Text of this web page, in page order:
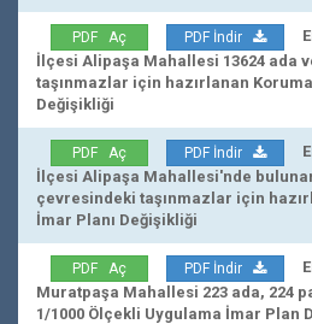
PDF Aç PDF İndir
İlçesi Alipaşa Mahallesi 13624 ada
taşınmazlar için hazırlanan
Değişikliği
PDF Aç PDF İndir
İlçesi Alipaşa Mahallesi'nde
çevresindeki taşınmazlar için
İmar Planı Değişikliği
PDF Aç PDF İndir
Muratpaşa Mahallesi 223 ada, 224
1/1000 Ölçekli Uygulama İmar Plan